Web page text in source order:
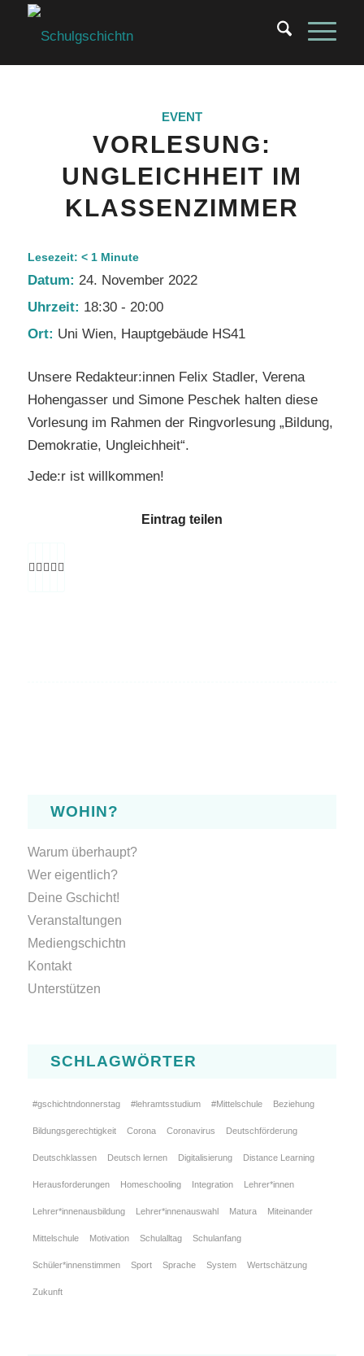
EVENT
VORLESUNG:
UNGLEICHHEIT IM
KLASSENZIMMER
Lesezeit: < 1 Minute
Datum: 24. November 2022
Uhrzeit: 18:30 - 20:00
Ort: Uni Wien, Hauptgebäude HS41
Unsere Redakteur:innen Felix Stadler, Verena
Hohengasser und Simone Peschek halten diese
Vorlesung im Rahmen der Ringvorlesung „Bildung,
Demokratie, Ungleichheit“.
Jede:r ist willkommen!
Eintrag teilen
WOHIN?
Warum überhaupt?
Wer eigentlich?
Deine Gschicht!
Veranstaltungen
Mediengschichtn
Kontakt
Unterstützen
SCHLAGWÖRTER
#gschichtndonnerstag #lehramtsstudium #Mittelschule Beziehung
Bildungsgerechtigkeit Corona Coronavirus Deutschförderung
Deutschklassen Deutsch lernen Digitalisierung Distance Learning
Herausforderungen Homeschooling Integration Lehrer*innen
Lehrer*innenausbildung Lehrer*innenauswahl Matura Miteinander
Mittelschule Motivation Schulalltag Schulanfang
Schüler*innenstimmen Sport Sprache System Wertschätzung
Zukunft